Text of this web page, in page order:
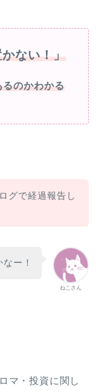
ない！」
るのかわかる
グで経過報告し
ねこさん
ー！
マ・投資に関し